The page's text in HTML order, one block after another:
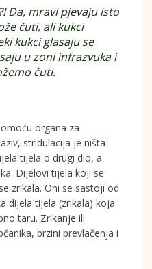
Da, mravi pjevaju isto
čuti, ali kukci
kukci glasaju se
u zoni infrazvuka i
čuti.
organa za
stridulacija je ništa
tijela o drugi dio, a
Dijelovi tijela koji se
zrikala. Oni se sastoji od
dijela tijela (zrikala) koja
taru. Zrikanje ili
brzini prevlačenja i